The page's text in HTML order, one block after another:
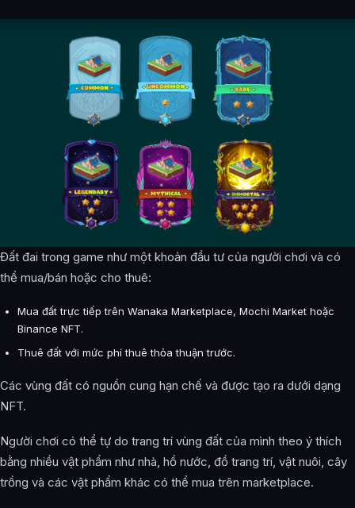
Đất đai trong game như một khoản đầu tư của người chơi và có
thể mua/bán hoặc cho thuê:
Mua đất trực tiếp trên Wanaka Marketplace, Mochi Market hoặc
Binance NFT.
Thuê đất với mức phí thuê thỏa thuận trước.
Các vùng đất có nguồn cung hạn chế và được tạo ra dưới dạng
NFT.
Người chơi có thể tự do trang trí vùng đất của mình theo ý thích
bằng nhiều vật phẩm như nhà, hồ nước, đồ trang trí, vật nuôi, cây
trồng và các vật phẩm khác có thể mua trên marketplace.